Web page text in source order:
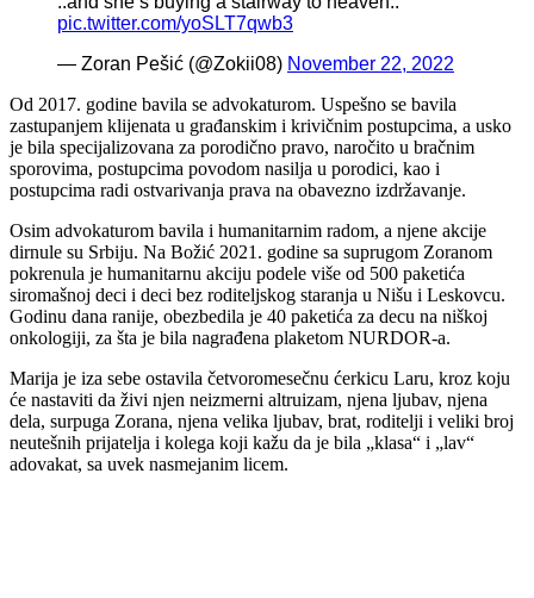
pic.twitter.com/yoSLT7qwb3
— Zoran Pešić (@Zokii08) November 22, 2022
Od 2017. godine bavila se advokaturom. Uspešno se bavila
zastupanjem klijenata u građanskim i krivičnim postupcima, a usko
je bila specijalizovana za porodično pravo, naročito u bračnim
sporovima, postupcima povodom nasilja u porodici, kao i
postupcima radi ostvarivanja prava na obavezno izdržavanje.
Osim advokaturom bavila i humanitarnim radom, a njene akcije
dirnule su Srbiju. Na Božić 2021. godine sa suprugom Zoranom
pokrenula je humanitarnu akciju podele više od 500 paketića
siromašnoj deci i deci bez roditeljskog staranja u Nišu i Leskovcu.
Godinu dana ranije, obezbedila je 40 paketića za decu na niškoj
onkologiji, za šta je bila nagrađena plaketom NURDOR-a.
Marija je iza sebe ostavila četvoromesečnu ćerkicu Laru, kroz koju
će nastaviti da živi njen neizmerni altruizam, njena ljubav, njena
dela, surpuga Zorana, njena velika ljubav, brat, roditelji i veliki broj
neutešnih prijatelja i kolega koji kažu da je bila „klasa“ i „lav“
adovakat, sa uvek nasmejanim licem.